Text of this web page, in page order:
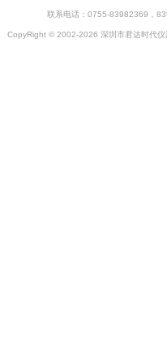
联系电话：0755-83982369，
CopyRight © 2002-2026 深圳市君达时代